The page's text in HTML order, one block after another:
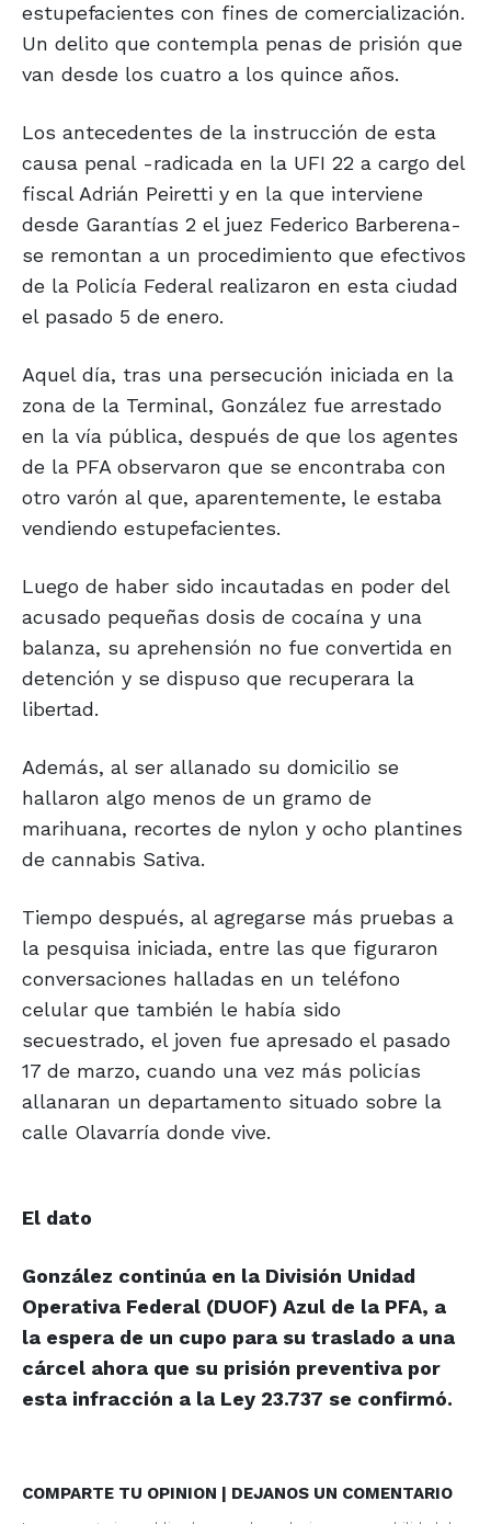
estupefacientes con fines de comercialización.
Un delito que contempla penas de prisión que
van desde los cuatro a los quince años.
Los antecedentes de la instrucción de esta
causa penal -radicada en la UFI 22 a cargo del
fiscal Adrián Peiretti y en la que interviene
desde Garantías 2 el juez Federico Barberena-
se remontan a un procedimiento que efectivos
de la Policía Federal realizaron en esta ciudad
el pasado 5 de enero.
Aquel día, tras una persecución iniciada en la
zona de la Terminal, González fue arrestado
en la vía pública, después de que los agentes
de la PFA observaron que se encontraba con
otro varón al que, aparentemente, le estaba
vendiendo estupefacientes.
Luego de haber sido incautadas en poder del
acusado pequeñas dosis de cocaína y una
balanza, su aprehensión no fue convertida en
detención y se dispuso que recuperara la
libertad.
Además, al ser allanado su domicilio se
hallaron algo menos de un gramo de
marihuana, recortes de nylon y ocho plantines
de cannabis Sativa.
Tiempo después, al agregarse más pruebas a
la pesquisa iniciada, entre las que figuraron
conversaciones halladas en un teléfono
celular que también le había sido
secuestrado, el joven fue apresado el pasado
17 de marzo, cuando una vez más policías
allanaran un departamento situado sobre la
calle Olavarría donde vive.
El dato
González continúa en la División Unidad
Operativa Federal (DUOF) Azul de la PFA, a
la espera de un cupo para su traslado a una
cárcel ahora que su prisión preventiva por
esta infracción a la Ley 23.737 se confirmó.
COMPARTE TU OPINION | DEJANOS UN COMENTARIO